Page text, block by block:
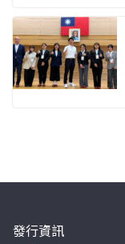
發行資訊